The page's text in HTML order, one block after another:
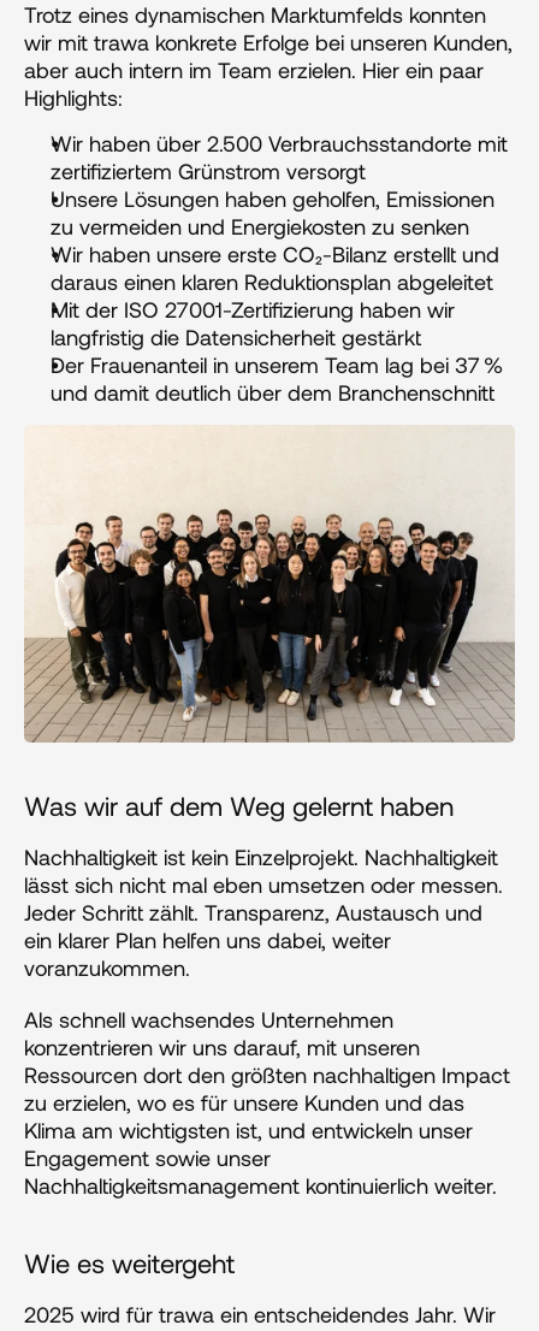
Trotz eines dynamischen Marktumfelds konnten
wir mit trawa konkrete Erfolge bei unseren Kunden,
aber auch intern im Team erzielen. Hier ein paar
Highlights:
Wir haben über 2.500 Verbrauchsstandorte mit
zertifiziertem Grünstrom versorgt
Unsere Lösungen haben geholfen, Emissionen
zu vermeiden und Energiekosten zu senken
Wir haben unsere erste CO₂-Bilanz erstellt und
daraus einen klaren Reduktionsplan abgeleitet
Mit der ISO 27001-Zertifizierung haben wir
langfristig die Datensicherheit gestärkt
Der Frauenanteil in unserem Team lag bei 37 %
und damit deutlich über dem Branchenschnitt
Was wir auf dem Weg gelernt haben
Nachhaltigkeit ist kein Einzelprojekt. Nachhaltigkeit
lässt sich nicht mal eben umsetzen oder messen.
Jeder Schritt zählt. Transparenz, Austausch und
ein klarer Plan helfen uns dabei, weiter
voranzukommen.
Als schnell wachsendes Unternehmen
konzentrieren wir uns darauf, mit unseren
Ressourcen dort den größten nachhaltigen Impact
zu erzielen, wo es für unsere Kunden und das
Klima am wichtigsten ist, und entwickeln unser
Engagement sowie unser
Nachhaltigkeitsmanagement kontinuierlich weiter.
Wie es weitergeht
2025 wird für trawa ein entscheidendes Jahr. Wir